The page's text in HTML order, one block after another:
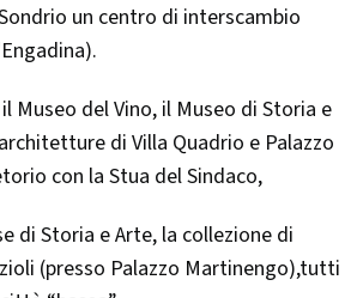
un centro di interscambio
Museo del Vino, il Museo di Storia e
di Villa Quadrio e Palazzo
con la Stua del Sindaco,
di Storia e Arte, la collezione di
(presso Palazzo Martinengo),tutti